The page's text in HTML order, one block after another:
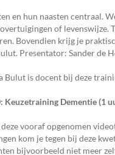
en hun naasten centraal.
of
Bovendien krijg je
Presentator: Sander de
Bulut is docent bij deze
Keuzetraining Dementie (1
vooraf opgenomen
kom je tegen bij deze
bijvoorbeeld niet meer